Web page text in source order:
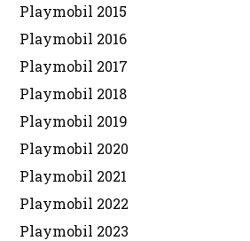
Playmobil 2015
Playmobil 2016
Playmobil 2017
Playmobil 2018
Playmobil 2019
Playmobil 2020
Playmobil 2021
Playmobil 2022
Playmobil 2023